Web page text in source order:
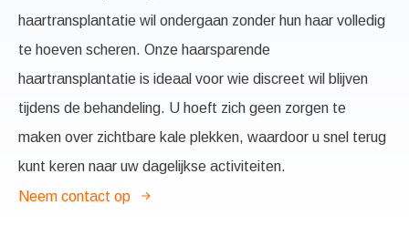
haartransplantatie wil ondergaan zonder hun haar volledig
te hoeven scheren. Onze haarsparende
haartransplantatie is ideaal voor wie discreet wil blijven
tijdens de behandeling. U hoeft zich geen zorgen te
maken over zichtbare kale plekken, waardoor u snel terug
kunt keren naar uw dagelijkse activiteiten.
Neem contact op